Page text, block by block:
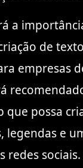
a
de
empresas
que possa
legendas e
redes